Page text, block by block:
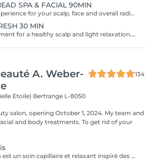
SPA & FACIAL 90MIN
A full rejuvenation experience for your scalp, face and overall radiance. Scalp Analysis (Becon Pro Camera) Microbubble Scalp Cleansing Rootonix Scalp & Hair Treatment Steam & Mist Infusion Scalp Massage Customized Facial Blow Dry INCLUDES FACIAL
30 MIN
A quick refresh treatment for a healthy scalp and light relaxation. -Scalp Analysis (Becon Pro Camera) -Microbubble Scalp Cleansing -Scalp Massage -Blow Dry
A. Weber-
134
Etoile) Bertrange L-8050
salon, opening October 1, 2024. My team and
and body treatments. To get rid of your
Le Head Spa japonais est un soin capillaire et relaxant inspiré des rituels de bien-être japonais. Alliant techniques de massage du cuir chevelu, soins purifiants et hydratants, il cible à la fois la santé des cheveux et l'apaisement de l'esprit. Grâce à des mouvements précis et à des produits naturels, ce rituel libère les tensions, améliore la circulation sanguine et stimule la croissance capillaire. Idéal pour ceux qui recherchent un moment de détente profonde et des cheveux revitalisés, le Head Spa japonais apporte fraîcheur, équilibre et éclat des racines aux pointes.